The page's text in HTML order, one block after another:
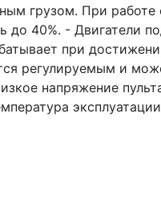
грузом. При работе
до 40%. - Двигатели
при
регулируемым и
напряжение